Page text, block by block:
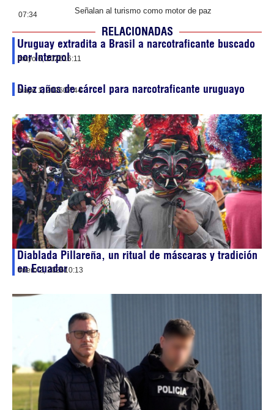
07:34 Señalan al turismo como motor de paz
RELACIONADAS
Uruguay extradita a Brasil a narcotraficante buscado
por Interpol
mayo 6, 202616:11
Diez años de cárcel para narcotraficante uruguayo
mayo 1, 202607:44
Diablada Pillareña, un ritual de máscaras y tradición
en Ecuador
enero 2, 202610:13